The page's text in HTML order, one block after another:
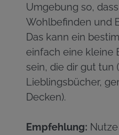
Umgebung so,
Wohlbefinden und
Das kann ein
einfach eine kleine
sein, die dir gut tun
Lieblingsbücher,
Decken).
Empfehlung: